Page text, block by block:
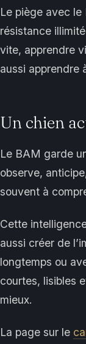
Le piège avec
résistance
vite, apprendre
aussi apprendre
Un chien
Le BAM garde
observe,
souvent à
Cette
aussi créer de
longtemps ou
courtes, lisibles
mieux.
La page sur le